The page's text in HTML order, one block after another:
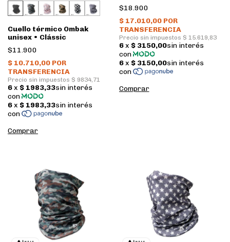
Cuello térmico Ombak
unisex • Clássic
$11.900
$18.900